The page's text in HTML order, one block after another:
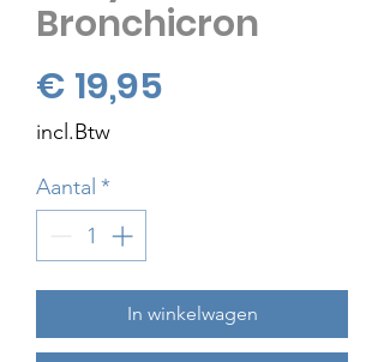
Bronchicron
€ 19,95
incl.Btw
Aantal *
In winkelwagen